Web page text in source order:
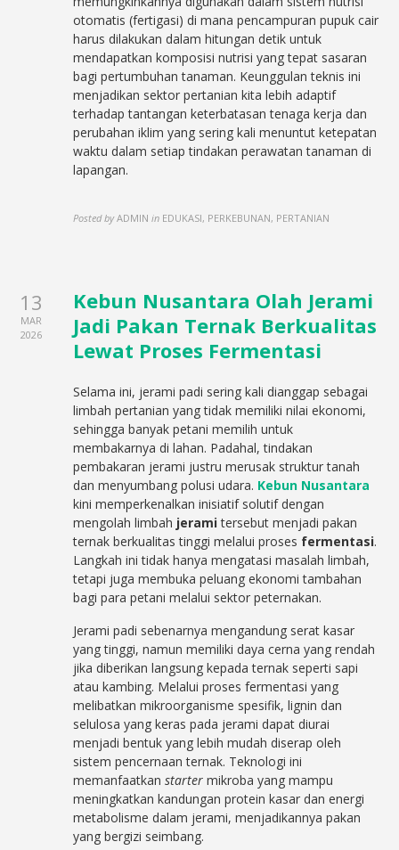
otomatis (fertigasi) di mana pencampuran pupuk cair
harus dilakukan dalam hitungan detik untuk
mendapatkan komposisi nutrisi yang tepat sasaran
bagi pertumbuhan tanaman. Keunggulan teknis ini
menjadikan sektor pertanian kita lebih adaptif
terhadap tantangan keterbatasan tenaga kerja dan
perubahan iklim yang sering kali menuntut ketepatan
waktu dalam setiap tindakan perawatan tanaman di
lapangan.
Posted by ADMIN in EDUKASI, PERKEBUNAN, PERTANIAN
13
MAR
2026
Kebun Nusantara Olah Jerami
Jadi Pakan Ternak Berkualitas
Lewat Proses Fermentasi
Selama ini, jerami padi sering kali dianggap sebagai
limbah pertanian yang tidak memiliki nilai ekonomi,
sehingga banyak petani memilih untuk
membakarnya di lahan. Padahal, tindakan
pembakaran jerami justru merusak struktur tanah
dan menyumbang polusi udara. Kebun Nusantara
kini memperkenalkan inisiatif solutif dengan
mengolah limbah jeramitersebut menjadi pakan
ternak berkualitas tinggi melalui proses fermentasi.
Langkah ini tidak hanya mengatasi masalah limbah,
tetapi juga membuka peluang ekonomi tambahan
bagi para petani melalui sektor peternakan.
Jerami padi sebenarnya mengandung serat kasar
yang tinggi, namun memiliki daya cerna yang rendah
jika diberikan langsung kepada ternak seperti sapi
atau kambing. Melalui proses fermentasi yang
melibatkan mikroorganisme spesifik, lignin dan
selulosa yang keras pada jerami dapat diurai
menjadi bentuk yang lebih mudah diserap oleh
sistem pencernaan ternak. Teknologi ini
memanfaatkanstarter mikroba yang mampu
meningkatkan kandungan protein kasar dan energi
metabolisme dalam jerami, menjadikannya pakan
yang bergizi seimbang.